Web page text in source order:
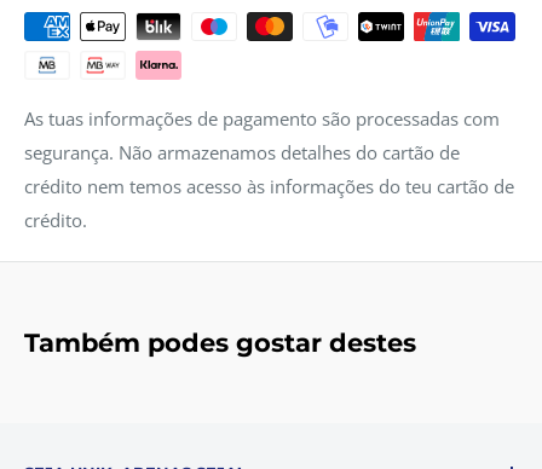
As tuas informações de pagamento são processadas com
segurança. Não armazenamos detalhes do cartão de
crédito nem temos acesso às informações do teu cartão de
crédito.
Também podes gostar destes